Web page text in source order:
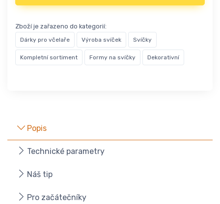
Zboží je zařazeno do kategorií:
Dárky pro včelaře Výroba svíček Svíčky
Kompletní sortiment Formy na svíčky Dekorativní
Popis
Technické parametry
Náš tip
Pro začátečníky